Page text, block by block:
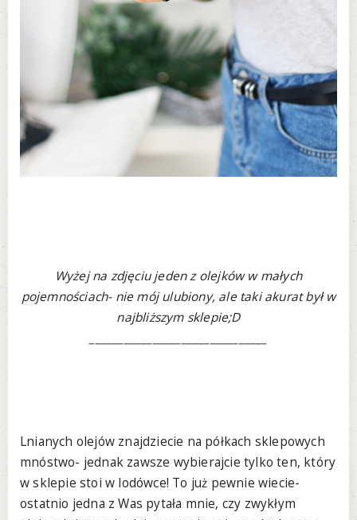
Wyżej na zdjęciu jeden z olejków w małych
pojemnościach- nie mój ulubiony, ale taki akurat był w
najbliższym sklepie;D
Lnianych olejów znajdziecie na półkach sklepowych
mnóstwo- jednak zawsze wybierajcie tylko ten, który
w sklepie stoi w lodówce! To już pewnie wiecie-
ostatnio jedna z Was pytała mnie, czy zwykłym